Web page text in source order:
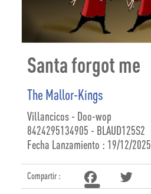
Santa forgot me
The Mallor-Kings
Villancicos - Doo-wop
8424295134905 - BLAUD125S2
Fecha Lanzamiento : 19/12/2025
Compartir :